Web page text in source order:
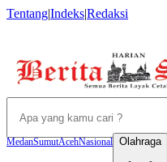
Tentang|Indeks|Redaksi
MedanSumutAcehNasional Olahraga